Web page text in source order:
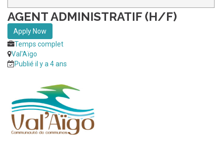
AGENT ADMINISTRATIF (H/F)
Apply Now
Temps complet
Val'Aïgo
Publié il y a 4 ans